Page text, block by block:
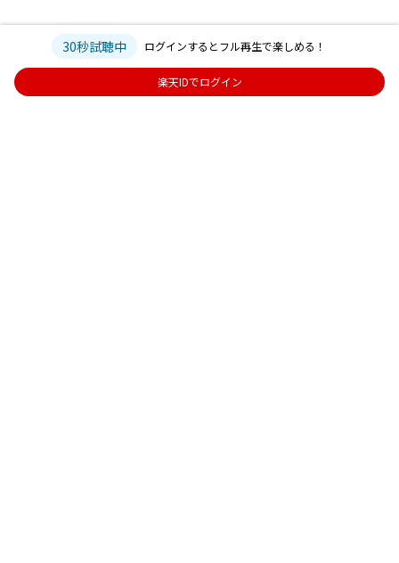
30秒試聴中 ログインするとフル再生で楽しめる！
楽天IDでログイン